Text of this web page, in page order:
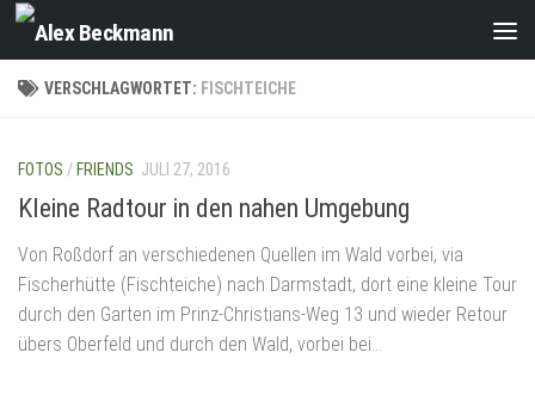
Zum Inhalt springen
VERSCHLAGWORTET: FISCHTEICHE
FOTOS / FRIENDS JULI 27, 2016
Kleine Radtour in den nahen Umgebung
Von Roßdorf an verschiedenen Quellen im Wald vorbei, via
Fischerhütte (Fischteiche) nach Darmstadt, dort eine kleine Tour
durch den Garten im Prinz-Christians-Weg 13 und wieder Retour
übers Oberfeld und durch den Wald, vorbei bei...